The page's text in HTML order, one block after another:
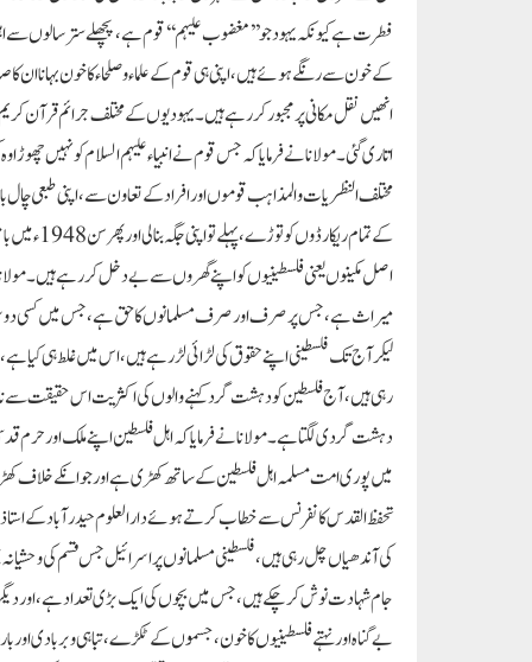
فطرت ہے کیونکہ یہود جو ’’مغضوب علیہم‘‘ قوم ہے، پچھلے ستر سالوں سے
کے خون سے رنگے ہوئے ہیں، اپنی ہی قوم کے علماء و صلحاء کا خون بہانا
انھیں نقل مکانی پر مجبور کررہے ہیں۔ یہودیوں کے مختلف جرائم قرآن کریم
اتاری گئی۔ مولانا نے فرمایا کہ جس قوم نے انبیاء علیہم السلام کو نہیں
مختلف النظریات و المذاہب قوموں اور افراد کے تعاون سے، اپنی طبعی چال
کے تمام
اصل مکینوں یعنی فلسطینیوں کو اپنے گھروں سے بے دخل کررہے ہیں۔
میراث ہے، جس پر صرف اور صرف مسلمانوں کا حق ہے، جس میں کسی
لیکر آج تک فلسطینی اپنے حقوق کی لڑائی لڑ رہے ہیں، اس میں غلط ہی کیا ہے،
رہی ہیں، آج فلسطین کو دہشت گرد کہنے والوں کی اکثریت اس حقیقت سے نا
دہشت گردی لگتا ہے۔ مولانا نے فرمایا کہ اہل فلسطین اپنے ملک اور حرم
میں پوری امت مسلمہ اہل فلسطین کے ساتھ کھڑی ہے اور جو انکے خلاف
تحفظ القدس کانفرنس سے خطاب کرتے ہوئے دارالعلوم حیدرآباد کے
کی آندھیاں چل رہی ہیں، فلسطینی مسلمانوں پر اسرائیل جس قسم کی
جام شہادت نوش کر چکے ہیں، جس میں بچوں کی ایک بڑی تعداد ہے، اور
بے گناہ اور نہتے فلسطینیوں کا خون، جسموں کے ٹکڑے، تباہی و بربادی اور